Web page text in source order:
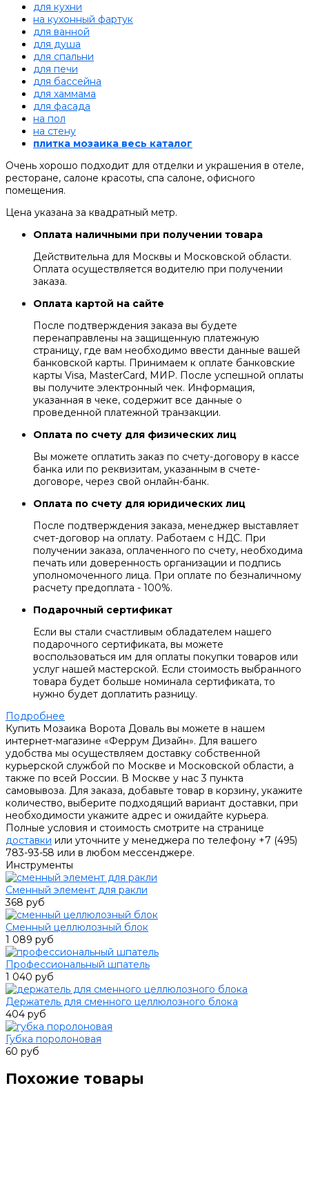
для кухни
на кухонный фартук
для ванной
для душа
для спальни
для печи
для бассейна
для хаммама
для фасада
на пол
на стену
плитка мозаика весь каталог
Очень хорошо подходит для отделки и украшения в отеле,
ресторане, салоне красоты, спа салоне, офисного
помещения.
Цена указана за квадратный метр.
Оплата наличными при получении товара
Действительна для Москвы и Московской области.
Оплата осуществляется водителю при получении
заказа.
Оплата картой на сайте
После подтверждения заказа вы будете
перенаправлены на защищенную платежную
страницу, где вам необходимо ввести данные вашей
банковской карты. Принимаем к оплате банковские
карты Visa, MasterCard, МИР. После успешной оплаты
вы получите электронный чек. Информация,
указанная в чеке, содержит все данные о
проведенной платежной транзакции.
Оплата по счету для физических лиц
Вы можете оплатить заказ по счету-договору в кассе
банка или по реквизитам, указанным в счете-
договоре, через свой онлайн-банк.
Оплата по счету для юридических лиц
После подтверждения заказа, менеджер выставляет
счет-договор на оплату. Работаем с НДС. При
получении заказа, оплаченного по счету, необходима
печать или доверенность организации и подпись
уполномоченного лица. При оплате по безналичному
расчету предоплата - 100%.
Подарочный сертификат
Если вы стали счастливым обладателем нашего
подарочного сертификата, вы можете
воспользоваться им для оплаты покупки товаров или
услуг нашей мастерской. Если стоимость выбранного
товара будет больше номинала сертификата, то
нужно будет доплатить разницу.
Подробнее
Купить Мозаика Ворота Доваль вы можете в нашем
интернет-магазине «Феррум Дизайн». Для вашего
удобства мы осуществляем доставку собственной
курьерской службой по Москве и Московской области, а
также по всей России. В Москве у нас 3 пункта
самовывоза. Для заказа, добавьте товар в корзину, укажите
количество, выберите подходящий вариант доставки, при
необходимости укажите адрес и ожидайте курьера.
Полные условия и стоимость смотрите на странице
доставки или уточните у менеджера по телефону +7 (495)
783-93-58 или в любом мессенджере.
Инструменты
Сменный элемент для ракли
368 руб
Сменный целлюлозный блок
1 089 руб
Профессиональный шпатель
1 040 руб
Держатель для сменного целлюлозного блока
404 руб
Губка поролоновая
60 руб
Похожие товары